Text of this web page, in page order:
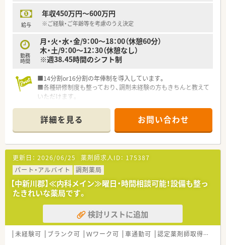
給与
年収450万円～600万円
※ご経験・ご年齢等を考慮のうえ決定
勤務
時間
月・火・水・金/9：00～18：00（休憩60分）
木・土/9：00～12：30（休憩なし）
※週38.45時間のシフト制
■14分割or16分割の年俸制を導入しています。
■各種研修制度も整っており、調剤未経験の方もきちんと教えて
いただけます。
詳細を見る お問い合わせ
更新日： 2026/06/25 薬剤師求人ID： 175387
パート・アルバイト
調剤薬局
【中新川郡】≪内科メイン≫曜日・時間相談可能！設備も整っ
たきれいな薬局です。
検討リストに追加
未経験可 ブランク可 Ｗワーク可 車通勤可 認定薬剤師取得支援あり